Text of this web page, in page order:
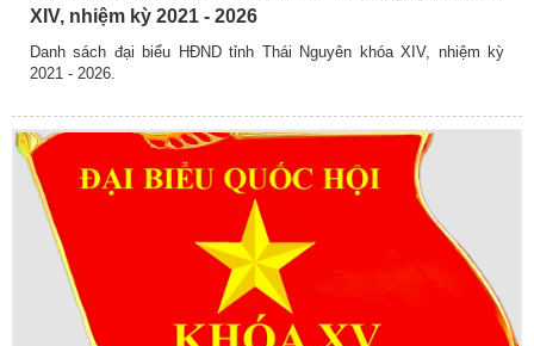
XIV, nhiệm kỳ 2021 - 2026
Danh sách đại biểu HĐND tỉnh Thái Nguyên khóa XIV, nhiệm kỳ
2021 - 2026.